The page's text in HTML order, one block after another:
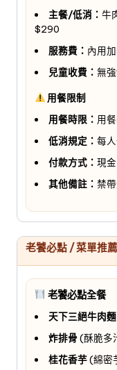
主餐/低消： 牛
$290
服務費： 內用
兒童收費： 無
用餐限制
用餐時限： 用
低消規定： 每
付款方式： 現
其他備註： 禁
老饕必點 / 菜單推薦
老饕必點全餐
天下三絕牛肉麵
炸排骨 (酥脆多
桂花香芋(綿密